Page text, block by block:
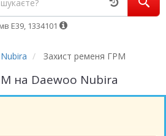
Е39, 1334101
Nubira Захист ременя ГРМ
на Daewoo Nubira